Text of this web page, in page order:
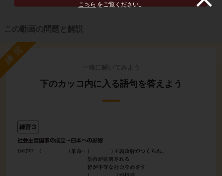
こちら をご覧ください。
この動画の問題と解説
練習
一緒に解いてみよう
下のカッコ内に入る語句を答えよう